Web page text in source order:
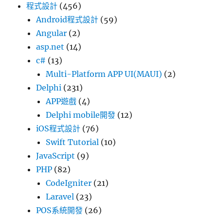
程式設計 (456)
Android程式設計 (59)
Angular (2)
asp.net (14)
c# (13)
Multi-Platform APP UI(MAUI) (2)
Delphi (231)
APP遊戲 (4)
Delphi mobile開發 (12)
iOS程式設計 (76)
Swift Tutorial (10)
JavaScript (9)
PHP (82)
CodeIgniter (21)
Laravel (23)
POS系統開發 (26)